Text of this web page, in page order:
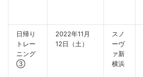
日帰り
トレー
ニング
③
2022年11月
12日（土）
スノ
ーヴ
ァ新
横浜